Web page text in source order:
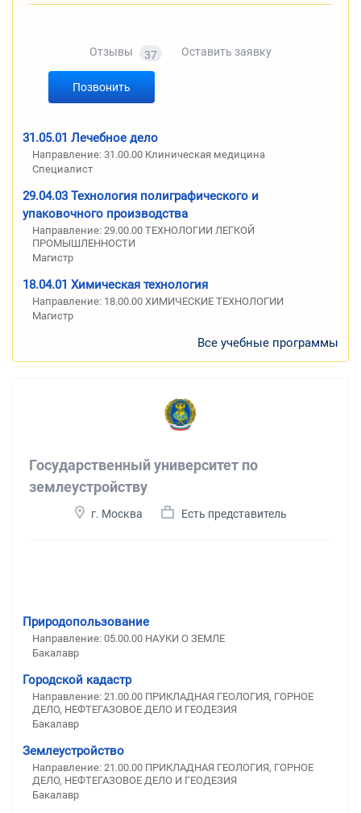
Отзывы 37 Оставить заявку
Позвонить
31.05.01 Лечебное дело
Направление: 31.00.00 Клиническая медицина
Специалист
29.04.03 Технология полиграфического и
упаковочного производства
Направление: 29.00.00 ТЕХНОЛОГИИ ЛЕГКОЙ
ПРОМЫШЛЕННОСТИ
Магистр
18.04.01 Химическая технология
Направление: 18.00.00 ХИМИЧЕСКИЕ ТЕХНОЛОГИИ
Магистр
Все учебные программы
Государственный университет по
землеустройству
г. Москва Есть представитель
Природопользование
Направление: 05.00.00 НАУКИ О ЗЕМЛЕ
Бакалавр
Городской кадастр
Направление: 21.00.00 ПРИКЛАДНАЯ ГЕОЛОГИЯ, ГОРНОЕ
ДЕЛО, НЕФТЕГАЗОВОЕ ДЕЛО И ГЕОДЕЗИЯ
Бакалавр
Землеустройство
Направление: 21.00.00 ПРИКЛАДНАЯ ГЕОЛОГИЯ, ГОРНОЕ
ДЕЛО, НЕФТЕГАЗОВОЕ ДЕЛО И ГЕОДЕЗИЯ
Бакалавр